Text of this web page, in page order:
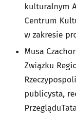
kulturalnym
Centrum
w zakresie
Musa
Związku
publicysta,